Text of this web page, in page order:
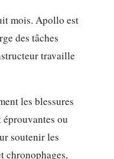
mois. Apollo est
des tâches
travaille
les blessures
ou
soutenir les
chronophages,